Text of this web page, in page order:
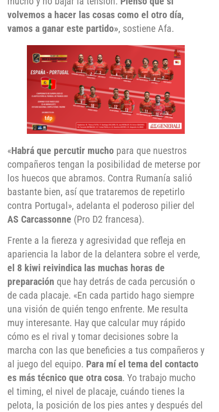
volvemos a hacer las cosas como el otro día,
vamos a ganar este partido», sostiene Afa.
«Habrá que percutir mucho para que nuestros
compañeros tengan la posibilidad de meterse por
los huecos que abramos. Contra Rumanía salió
bastante bien, así que trataremos de repetirlo
contra Portugal», adelanta el poderoso pilier del
AS Carcassonne (Pro D2 francesa).
Frente a la fiereza y agresividad que refleja en
apariencia la labor de la delantera sobre el verde,
el 8 kiwi reivindica las muchas horas de
preparación que hay detrás de cada percusión o
de cada placaje. «En cada partido hago siempre
una visión de quién tengo enfrente. Me resulta
muy interesante. Hay que calcular muy rápido
cómo es el rival y tomar decisiones sobre la
marcha con las que beneficies a tus compañeros y
al juego del equipo. Para mí el tema del contacto
es más técnico que otra cosa. Yo trabajo mucho
el timing, el nivel de placaje, cuándo tienes la
pelota, la posición de los pies antes y después del